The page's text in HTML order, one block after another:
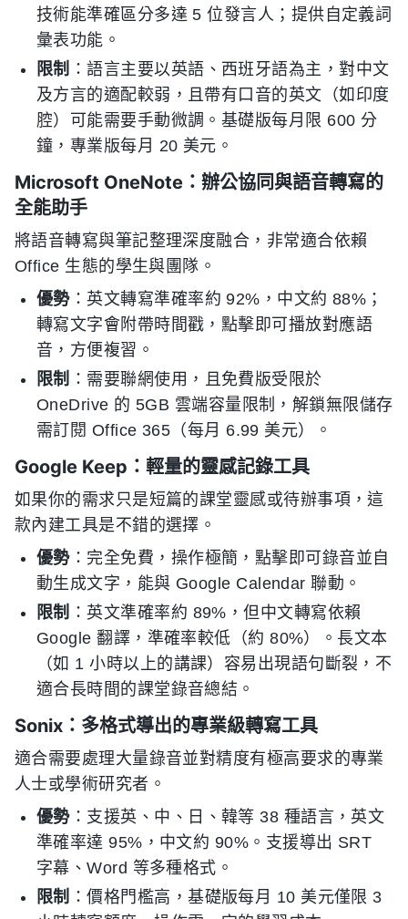
技術能準確區分多達 5 位發言人；提供自定義詞
彙表功能。
限制 ：語言主要以英語、西班牙語為主，對中文
及方言的適配較弱，且帶有口音的英文（如印度
腔）可能需要手動微調。基礎版每月限 600 分
鐘，專業版每月 20 美元。
Microsoft OneNote：辦公協同與語音轉寫的
全能助手
將語音轉寫與筆記整理深度融合，非常適合依賴
Office 生態的學生與團隊。
優勢：英文轉寫準確率約 92%，中文約 88%；
轉寫文字會附帶時間戳，點擊即可播放對應語
音，方便複習。
限制 ：需要聯網使用，且免費版受限於
OneDrive 的 5GB 雲端容量限制，解鎖無限儲存
需訂閱 Office 365（每月 6.99 美元）。
Google Keep：輕量的靈感記錄工具
如果你的需求只是短篇的課堂靈感或待辦事項，這
款內建工具是不錯的選擇。
優勢：完全免費，操作極簡，點擊即可錄音並自
動生成文字，能與 Google Calendar 聯動。
限制 ：英文準確率約 89%，但中文轉寫依賴
Google 翻譯，準確率較低（約 80%）。長文本
（如 1 小時以上的講課）容易出現語句斷裂，不
適合長時間的課堂錄音總結。
Sonix：多格式導出的專業級轉寫工具
適合需要處理大量錄音並對精度有極高要求的專業
人士或學術研究者。
優勢：支援英、中、日、韓等 38 種語言，英文
準確率達 95%，中文約 90%。支援導出 SRT
字幕、Word 等多種格式。
限制 ：價格門檻高，基礎版每月 10 美元僅限 3